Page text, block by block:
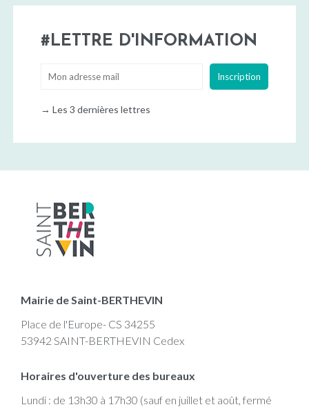
LETTRE D'INFORMATION
→ Les 3 dernières lettres
Mairie de Saint-BERTHEVIN
Place de l'Europe- CS 34255
53942 SAINT-BERTHEVIN Cedex
Horaires d'ouverture des bureaux
Lundi : de 13h30 à 17h30 (sauf en juillet et août, fermé